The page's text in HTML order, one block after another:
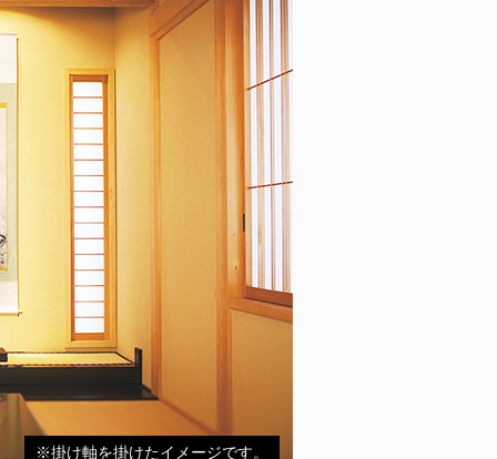
※掛け軸を掛けたイメージです。